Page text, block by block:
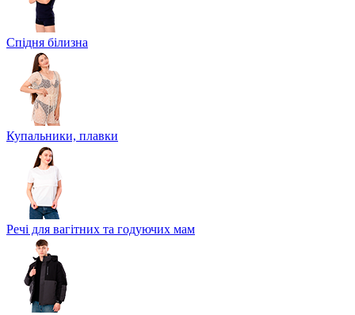
Спідня білизна
Купальники, плавки
Речі для вагітних та годуючих мам